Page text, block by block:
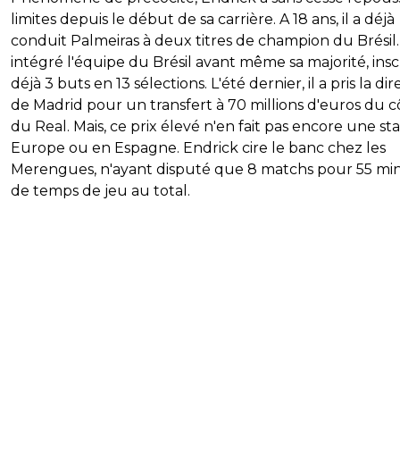
limites depuis le début de sa carrière. A 18 ans, il a déjà
conduit Palmeiras à deux titres de champion du
intégré l'équipe du Brésil avant même sa majorité,
déjà 3 buts en 13 sélections. L'été dernier, il a pris la
de Madrid pour un transfert à 70 millions d'euros du
du Real. Mais, ce prix élevé n'en fait pas encore une
Europe ou en Espagne. Endrick cire le banc chez les
Merengues, n'ayant disputé que 8 matchs pour 55
de temps de jeu au total.